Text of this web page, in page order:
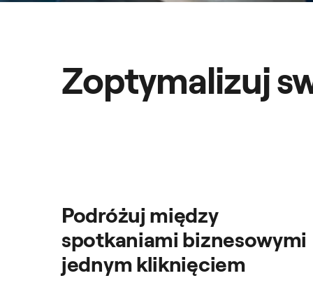
Zoptymalizuj
Podróżuj między
spotkaniami biznesowymi
jednym kliknięciem